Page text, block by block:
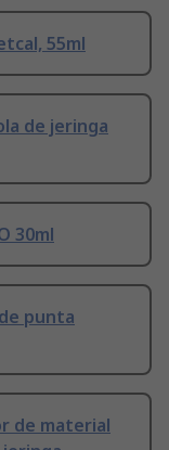
55ml
de jeringa
30ml
punta
de material